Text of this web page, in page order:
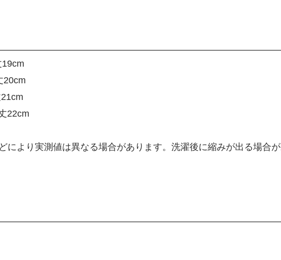
20cm
22cm
より実測値は異なる場合があります。洗濯後に縮みが出る場合